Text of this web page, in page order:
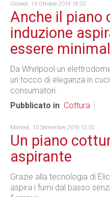
Giovedì, 10 Ottobre 2019 18:20
Anche il piano
induzione
essere
Da Whirlpool un
un tocco di eleganza in
consumatori.
Pubblicato in Cottura
Martedì, 10 Settembre 2019 12:55
Un piano
aspirante
Grazie alla tecnologia di
aspira i fumi dal basso